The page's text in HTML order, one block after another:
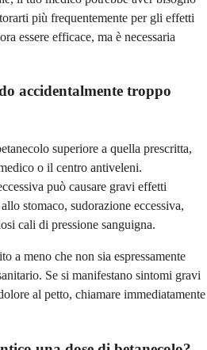
più frequentemente per gli effetti
essere efficace, ma è necessaria
accidentalmente troppo
superiore a quella prescritta,
o il centro antiveleni.
può causare gravi effetti
stomaco, sudorazione eccessiva,
cali di pressione sanguigna.
a meno che non sia espressamente
Se si manifestano sintomi gravi
al petto, chiamare immediatamente